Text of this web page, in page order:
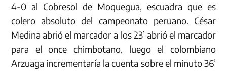
4-0 al Cobresol de Moquegua, escuadra que es
colero absoluto del campeonato peruano. César
Medina abrió el marcador a los 23’ abrió el marcador
para el once chimbotano, luego el colombiano
Arzuaga incrementaría la cuenta sobre el minuto 36’